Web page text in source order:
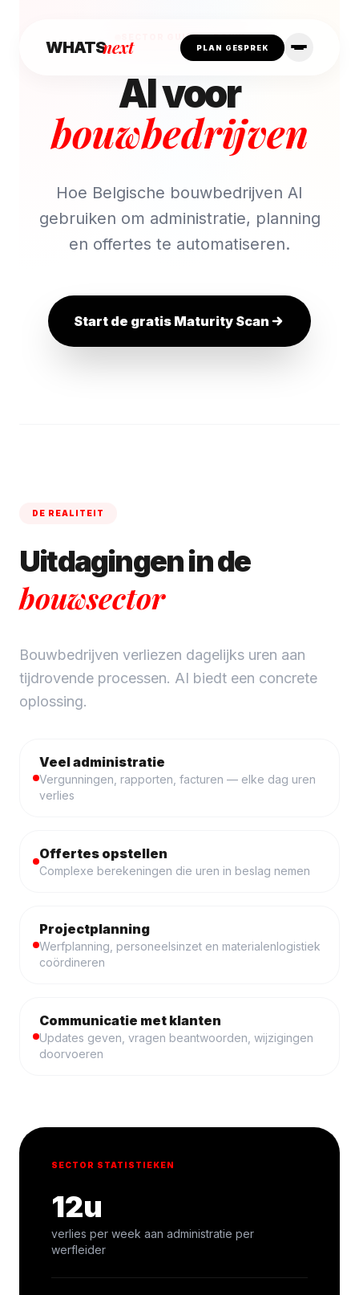
WHATSnext PLAN GESPREK
SECTOR GUIDE — BOUW
AI voor
bouwbedrijven
Hoe Belgische bouwbedrijven AI
gebruiken om administratie, planning
en offertes te automatiseren.
Start de gratis Maturity Scan
DE REALITEIT
Uitdagingen in de
bouwsector
Bouwbedrijven verliezen dagelijks uren aan
tijdrovende processen. AI biedt een concrete
oplossing.
Veel administratie
Vergunningen, rapporten, facturen — elke dag uren
verlies
Offertes opstellen
Complexe berekeningen die uren in beslag nemen
Projectplanning
Werfplanning, personeelsinzet en materialenlogistiek
coördineren
Communicatie met klanten
Updates geven, vragen beantwoorden, wijzigingen
doorvoeren
SECTOR STATISTIEKEN
12u
verlies per week aan administratie per
werfleider